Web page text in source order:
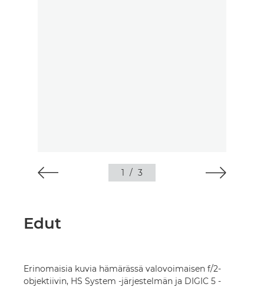
1 / 3
Edut
Erinomaisia kuvia hämärässä valovoimaisen f/2-
objektiivin, HS System -järjestelmän ja DIGIC 5 -